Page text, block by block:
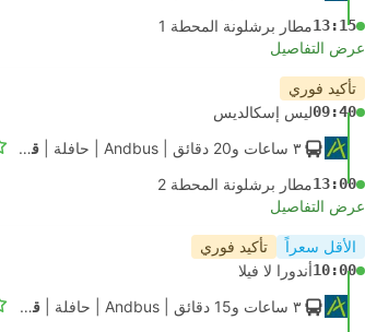
13:15مطار برشلونة المحطة 1
عرض التفاصيل
تأكيد فوري
09:40ليس إسكالديس
٣ ساعات و‫20 دقائق
حافلة قياسي مكيف
13:00مطار برشلونة المحطة 2
عرض التفاصيل
الأقل سعراً تأكيد فوري
10:00أندورا لا فيلا
٣ ساعات و‫15 دقائق
حافلة قياسي مكيف